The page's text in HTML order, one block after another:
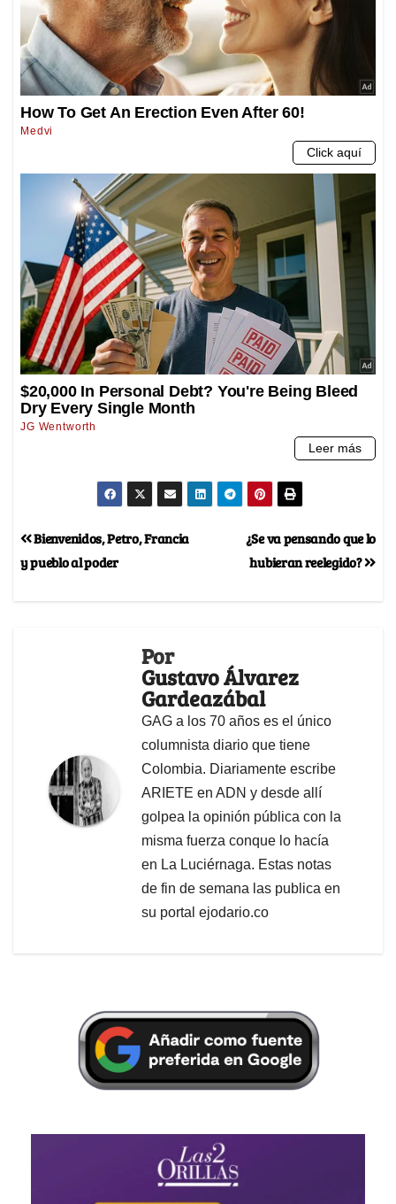
¿Se va pensando que lo
hubieran reelegido?
Bienvenidos, Petro, Francia
y pueblo al poder
Por
Gustavo Álvarez
Gardeazábal
GAG a los 70 años es el único
columnista diario que tiene
Colombia. Diariamente escribe
ARIETE en ADN y desde allí
golpea la opinión pública con la
misma fuerza conque lo hacía
en La Luciérnaga. Estas notas
de fin de semana las publica en
su portal ejodario.co